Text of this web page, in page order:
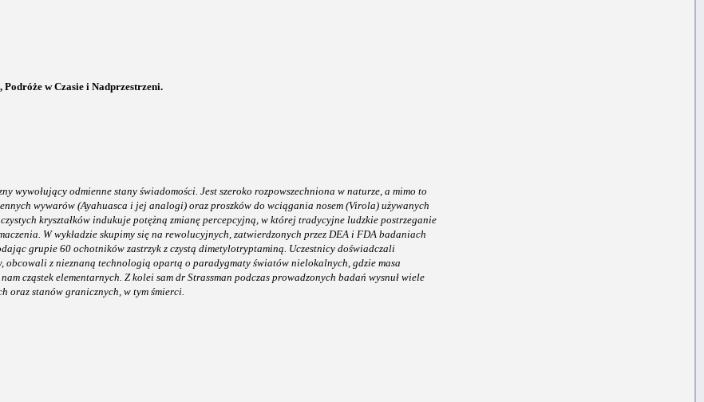
w Czasie i Nadprzestrzeni.
wywołujący odmienne stany świadomości. Jest szeroko rozpowszechniona w naturze, a mimo to
wywarów (Ayahuasca i jej analogi) oraz proszków do wciągania nosem (Virola) używanych
kryształków indukuje potężną zmianę percepcyjną, w której tradycyjne ludzkie postrzeganie
W wykładzie skupimy się na rewolucyjnych, zatwierdzonych przez DEA i FDA badaniach
grupie 60 ochotników zastrzyk z czystą dimetylotryptaminą. Uczestnicy doświadczali
z nieznaną technologią opartą o paradygmaty światów nielokalnych, gdzie masa
cząstek elementarnych. Z kolei sam dr Strassman podczas prowadzonych badań wysnuł wiele
oraz stanów granicznych, w tym śmierci.